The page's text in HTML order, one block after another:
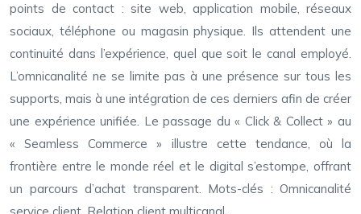
points de contact : site web, application mobile, réseaux
sociaux, téléphone ou magasin physique. Ils attendent une
continuité dans l’expérience, quel que soit le canal employé.
L’omnicanalité ne se limite pas à une présence sur tous les
supports, mais à une intégration de ces derniers afin de créer
une expérience unifiée. Le passage du « Click & Collect » au
« Seamless Commerce » illustre cette tendance, où la
frontière entre le monde réel et le digital s’estompe, offrant
un parcours d’achat transparent. Mots-clés : Omnicanalité